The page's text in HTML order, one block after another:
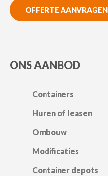
OFFERTE AANVRAGEN
ONS AANBOD
Containers
Huren of leasen
Ombouw
Modificaties
Container depots